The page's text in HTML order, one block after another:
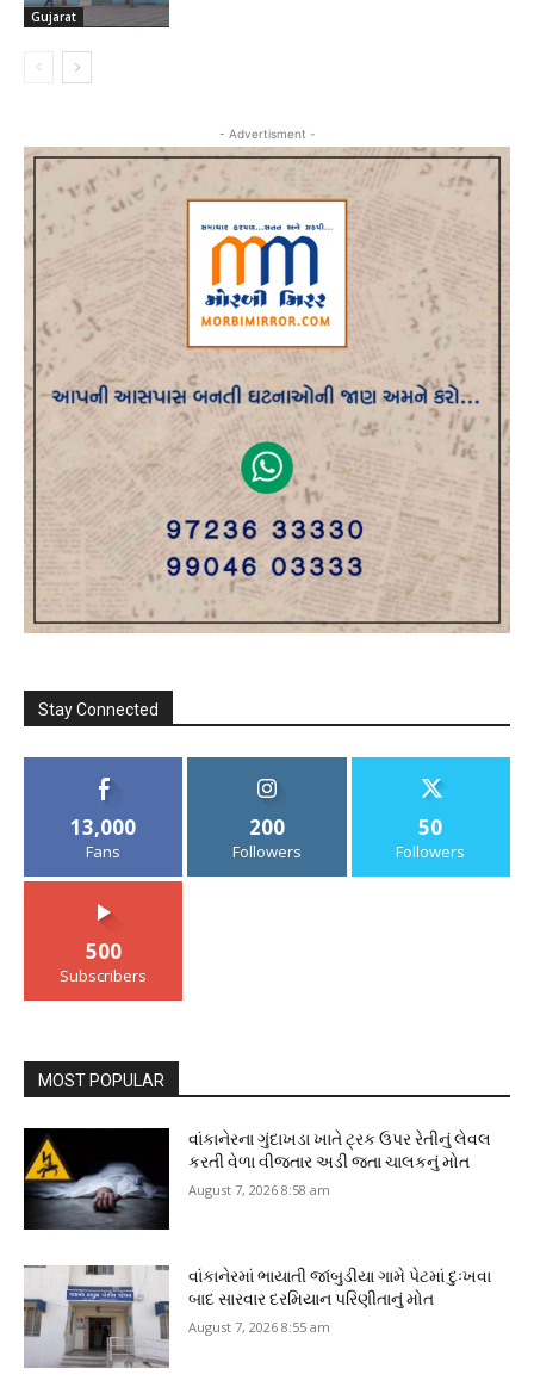
Gujarat
- Advertisment -
Stay Connected
13,000
Fans
200
Followers
50
Followers
500
Subscribers
MOST POPULAR
વાંકાનેરના ગુંદાખડા ખાતે ટ્રક ઉપર રેતીનું લેવલ
કરતી વેળા વીજતાર અડી જતા ચાલકનું મોત
August 7, 2026 8:58 am
વાંકાનેરમાં ભાયાતી જાંબુડીયા ગામે પેટમાં દુઃખવા
બાદ સારવાર દરમિયાન પરિણીતાનું મોત
August 7, 2026 8:55 am